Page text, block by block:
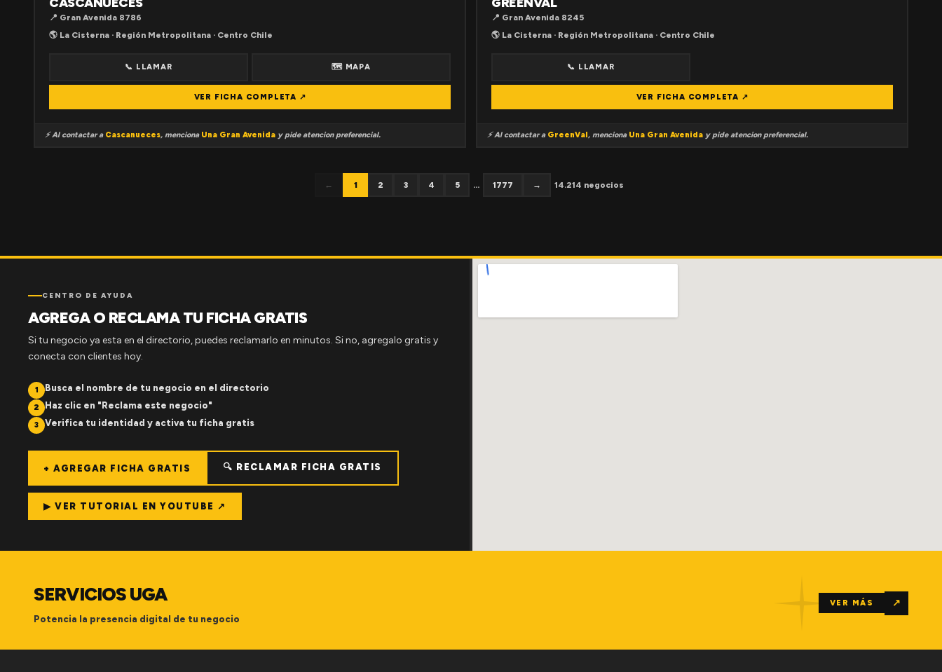
📍 Gran Avenida 8786
🌎 La Cisterna · Región Metropolitana · Centro Chile
📞 LLAMAR 🗺 MAPA
VER FICHA COMPLETA ↗
⚡ Al contactar a Cascanueces, menciona Una Gran Avenida y pide atencion preferencial.
📍 Gran Avenida 8245
🌎 La Cisterna · Región Metropolitana · Centro Chile
📞 LLAMAR
VER FICHA COMPLETA ↗
⚡ Al contactar a GreenVal, menciona Una Gran Avenida y pide atencion preferencial.
← 1 2 3 4 5 ... 1777 → 14.214 negocios
CENTRO DE AYUDA
AGREGA O RECLAMA TU FICHA GRATIS
Si tu negocio ya esta en el directorio, puedes reclamarlo en minutos. Si no, agregalo gratis y
conecta con clientes hoy.
1 Busca el nombre de tu negocio en el directorio
2 Haz clic en "Reclama este negocio"
3 Verifica tu identidad y activa tu ficha gratis
+ AGREGAR FICHA GRATIS 🔍 RECLAMAR FICHA GRATIS
▶ VER TUTORIAL EN YOUTUBE ↗
SERVICIOS UGA
Potencia la presencia digital de tu negocio
VER MÁS ↗